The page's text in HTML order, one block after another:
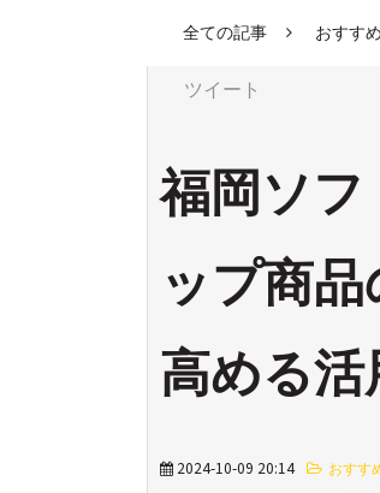
全ての記事 おすす
ツイート
福岡ソ
ップ商
高める活
2024-10-09 20:14 おすす